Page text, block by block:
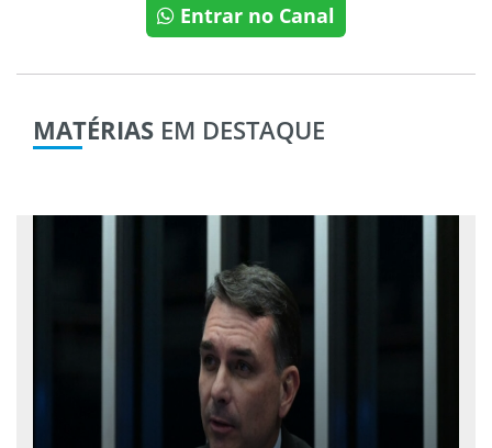
Entrar no Canal
MATÉRIAS EM DESTAQUE